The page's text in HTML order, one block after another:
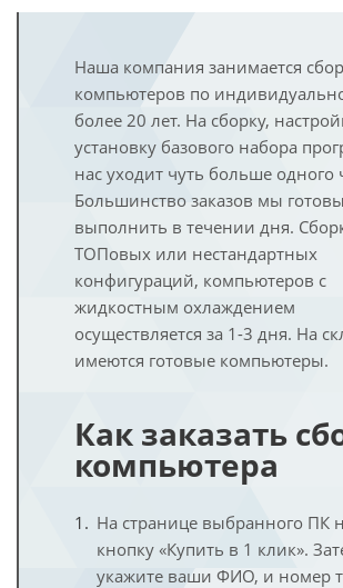
Наша компания занимается
компьютеров по
более 20 лет. На сборку,
установку базового набора
нас уходит чуть больше одного
Большинство заказов мы готовы
выполнить в течении дня.
ТОПовых или нестандартных
конфигураций, компьютеров с
жидкостным охлаждением
осуществляется за 1-3 дня. На
имеются готовые компьютеры.
Как заказать
компьютера
На странице выбранного ПК
кнопку «Купить в 1 клик».
укажите ваши ФИО, и номер